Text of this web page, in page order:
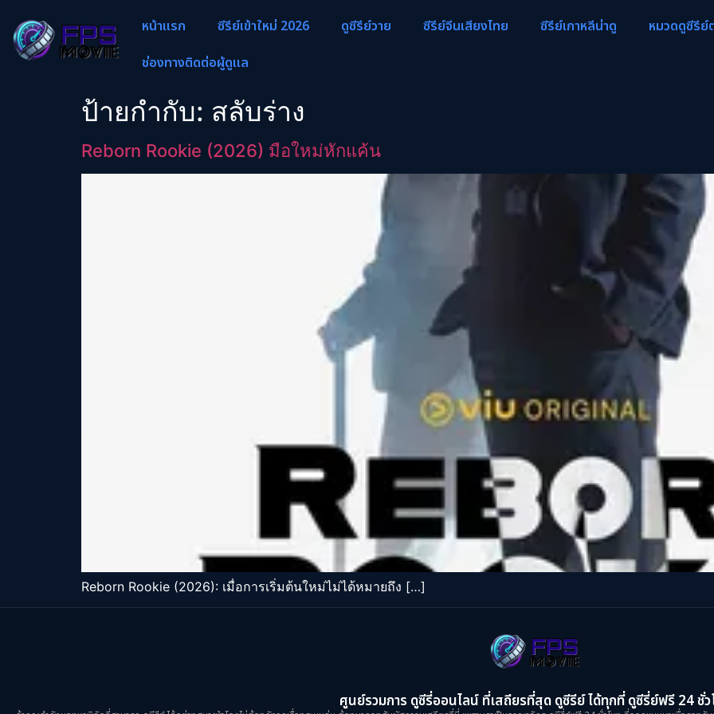
หน้าแรก ซีรีย์เข้าใหม่ 2026 ดูซีรีย์วาย ซีรีย์จีนเสียงไทย ซีรีย์เกาหลีน่าดู
หมวดดูซีรีย์
ช่องทางติดต่อผู้ดูแล
ป้ายกำกับ: สลับร่าง
Reborn Rookie (2026) มือใหม่หักแค้น
Reborn Rookie (2026): เมื่อการเริ่มต้นใหม่ไม่ได้หมายถึง […]
ศูนย์รวมการ ดูซีรี่ออนไลน์ ที่เสถียรที่สุด ดูซีรีย์ ได้ทุกที่ ดูซีรี่ย์ฟรี 24 ชั่ว